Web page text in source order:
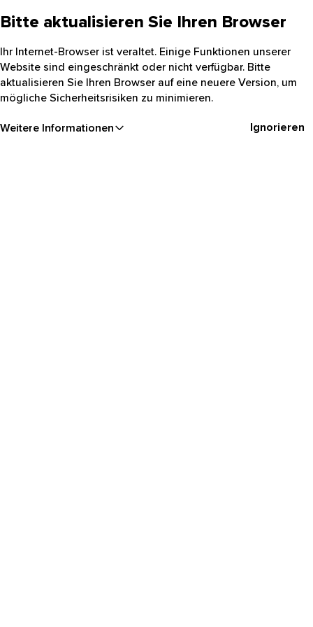
Bitte aktualisieren Sie Ihren Browser
Ihr Internet-Browser ist veraltet. Einige Funktionen unserer
Website sind eingeschränkt oder nicht verfügbar. Bitte
aktualisieren Sie Ihren Browser auf eine neuere Version, um
mögliche Sicherheitsrisiken zu minimieren.
Weitere Informationen Ignorieren